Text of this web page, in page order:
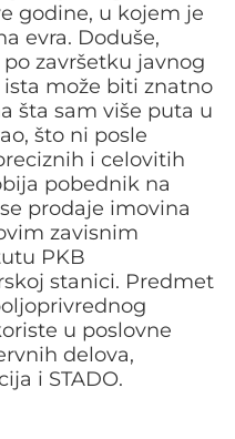
godine, u kojem je
evra. Doduše,
završetku javnog
može biti znatno
šta sam više puta u
što ni posle
i celovitih
pobednik na
prodaje imovina
zavisnim
PKB
stanici. Predmet
u poslovne
delova,
i STADO.